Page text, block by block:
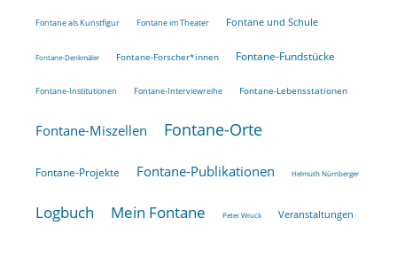
Fontane als Kunstfigur Fontane im Theater Fontane und Schule
Fontane-Denkmäler Fontane-Forscher*innen Fontane-Fundstücke
Fontane-Institutionen Fontane-Interviewreihe Fontane-Lebensstationen
Fontane-Miszellen Fontane-Orte
Fontane-Projekte Fontane-Publikationen Helmuth Nürnberger
Logbuch Mein Fontane Peter Wruck Veranstaltungen